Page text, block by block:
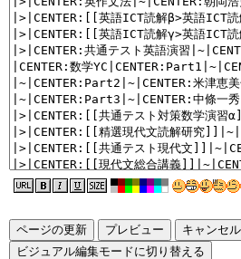
ページの更新
ビジュアル編集モードに切り替える